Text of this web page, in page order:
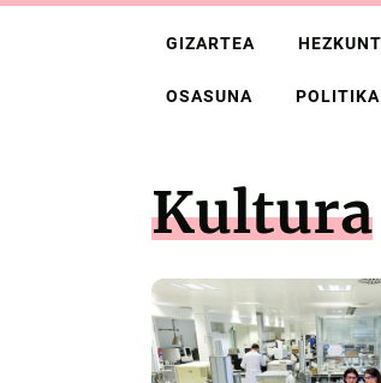
GIZARTEA
OSASUNA POLITIKA
Kultura